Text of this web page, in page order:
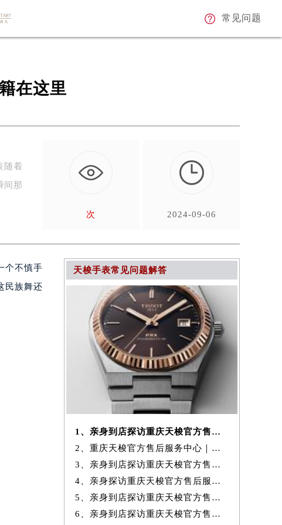
常见问题
在这里
随着
间那
次
2024-09-06
个不慎手
民族舞还
天梭手表常见问题解答
1、亲身到店探访重庆天梭官方售后服务中心｜官方电话和维修地址（2026年
2、重庆天梭官方售后服务中心｜最新地址与售后热线权威信息公示（2026年
3、亲身到店探访重庆天梭官方售后服务中心｜网点地址与售后服务热线（20
4、亲身探访重庆天梭官方售后服务中心｜维修地址与官方客服热线（2026年
5、亲身到店探访重庆天梭官方售后服务中心｜完整网点地址及官方热线（20
6、亲身到店探访重庆天梭官方售后服务中心｜最新官方热线及维修地址（20